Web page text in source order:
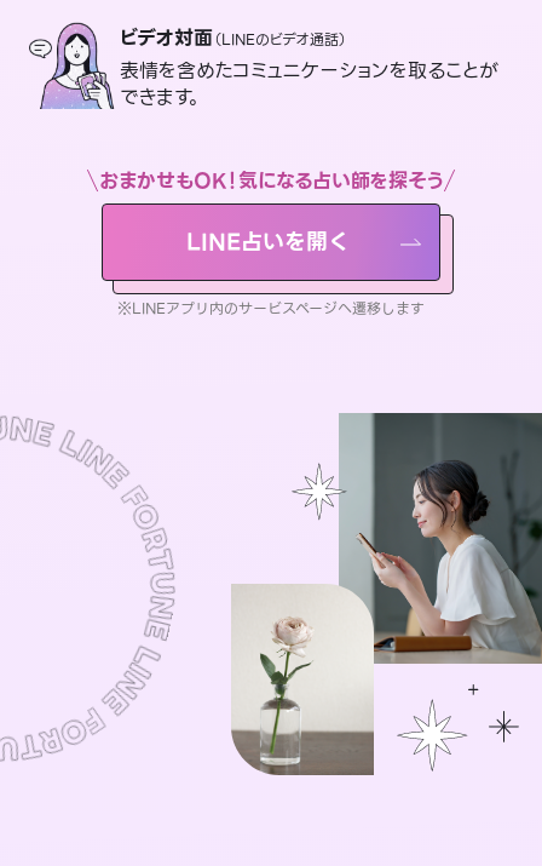
ビデオ対面（LINEのビデオ通話）
表情を含めたコミュニケーションを取ることが
できます。
おまかせもOK！気になる占い師を探そう
LINE占いを開く
※LINEアプリ内のサービスページへ遷移します